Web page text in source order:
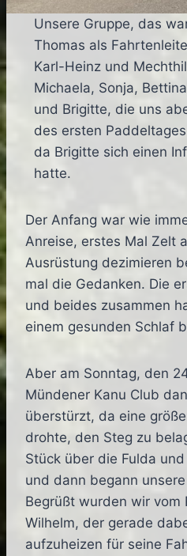
Unsere Gruppe, das
Thomas als
Karl-Heinz und
Michaela, Sonja,
und Brigitte, die uns
des ersten
da Brigitte sich einen
hatte.
Der Anfang war wie
Anreise, erstes Mal Zelt
Ausrüstung dezimieren
mal die Gedanken. Die
und beides zusammen
einem gesunden Schlaf
Aber am Sonntag, den
Mündener Kanu Club
überstürzt, da eine
drohte, den Steg zu
Stück über die Fulda
und dann begann
Begrüßt wurden wir vom
Wilhelm, der gerade
aufzuheizen für seine